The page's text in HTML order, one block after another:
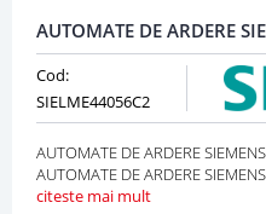
AUTOMATE DE ARDERE
Cod:
SIELME44056C2
AUTOMATE DE ARDERE
AUTOMATE DE ARDERE
citeste mai mult